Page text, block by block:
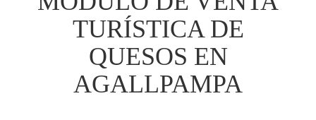
TURÍSTICA DE
QUESOS EN
AGALLPAMPA